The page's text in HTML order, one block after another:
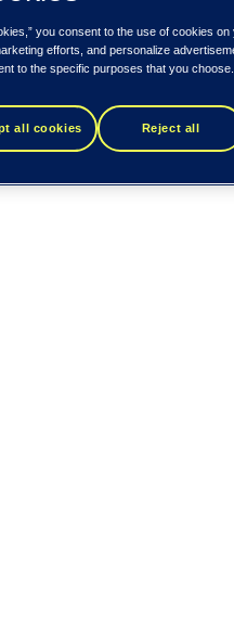
you consent to the use of cookies
efforts, and personalize
to the specific purposes that you choose.
all cookies Reject all